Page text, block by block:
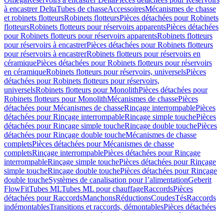
à encastrer DeltaTubes de chasseAccessoiresMécanismes de chasse
et robinets flotteursRobinets flotteursPièces détachées pour Robinets
flotteursRobinets flotteurs pour réservoirs apparentsPièces détachées
pour Robinets flotteurs pour réservoirs apparentsRobinets flotteurs
pour réservoirs à encastrerPièces détachées pour Robinets flotteurs
pour réservoirs à encastrerRobinets flotteurs pour réservoirs en
céramiquePièces détachées pour Robinets flotteurs pour réservoirs
en céramiqueRobinets flotteurs pour réservoirs, universelsPièces
détachées pour Robinets flotteurs pour réservoirs,
universelsRobinets flotteurs pour MonolithPièces détachées pour
Robinets flotteurs pour MonolithMécanismes de chassePièces
détachées pour Mécanismes de chasseRinçage interrompablePièces
détachées pour Rinçage interrompableRinçage simple touchePièces
détachées pour Rinçage simple toucheRinçage double touchePièces
détachées pour Rinçage double toucheMécanismes de chasse
completsPièces détachées pour Mécanismes de chasse
completsRinçage interrompablePièces détachées pour Rinçage
interrompableRinçage simple touchePièces détachées pour Rinçage
simple toucheRinçage double touchePièces détachées pour Rinçage
double toucheSystèmes de canalisation pour l’alimentationGeberit
FlowFitTubes MLTubes ML pour chauffageRaccordsPièces
détachées pour RaccordsManchonsRéductionsCoudesTésRaccords
indémontablesTransitions et raccords, démontablesPièces détachées